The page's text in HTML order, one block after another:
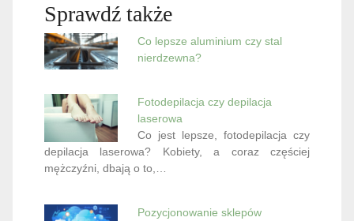
Sprawdź także
Co lepsze aluminium czy stal
nierdzewna?
Fotodepilacja czy depilacja
laserowa
Co jest lepsze, fotodepilacja czy
depilacja laserowa? Kobiety, a coraz częściej
mężczyźni, dbają o to,…
Pozycjonowanie sklepów